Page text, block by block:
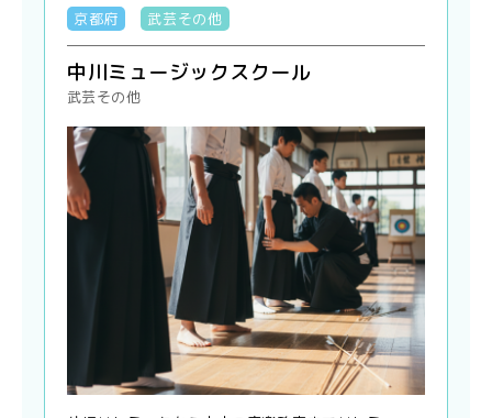
京都府 武芸その他
中川ミュージックスクール
武芸その他